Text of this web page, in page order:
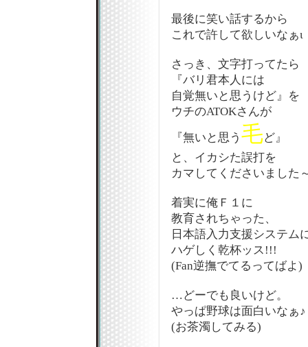
最後に笑い話するから
これで許して欲しいなぁι
さっき、文字打ってたら
『バリ君本人には
自覚無いと思うけど』を
ウチのATOKさんが
『無いと思う 毛ど』
と、イカシた誤打を
カマしてくださいました
着実に俺Ｆ１に
教育されちゃった、
日本語入力支援システム
ハゲしく乾杯ッス!!!
(Fan逆撫でてるってばよ)
…どーでも良いけど。
やっぱ野球は面白いなぁ♪
(お茶濁してみる)